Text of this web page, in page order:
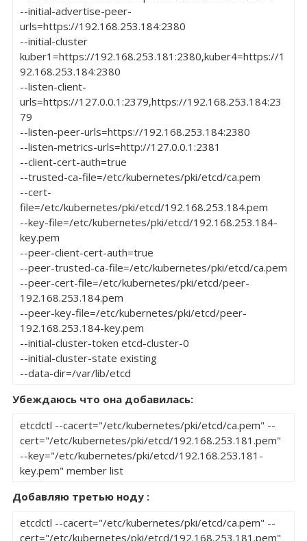
--initial-advertise-peer-
urls=https://192.168.253.184:2380
--initial-cluster
kuber1=https://192.168.253.181:2380,kuber4=https://1
92.168.253.184:2380
--listen-client-
urls=https://127.0.0.1:2379,https://192.168.253.184:23
79
--listen-peer-urls=https://192.168.253.184:2380
--listen-metrics-urls=http://127.0.0.1:2381
--client-cert-auth=true
--trusted-ca-file=/etc/kubernetes/pki/etcd/ca.pem
--cert-
file=/etc/kubernetes/pki/etcd/192.168.253.184.pem
--key-file=/etc/kubernetes/pki/etcd/192.168.253.184-
key.pem
--peer-client-cert-auth=true
--peer-trusted-ca-file=/etc/kubernetes/pki/etcd/ca.pem
--peer-cert-file=/etc/kubernetes/pki/etcd/peer-
192.168.253.184.pem
--peer-key-file=/etc/kubernetes/pki/etcd/peer-
192.168.253.184-key.pem
--initial-cluster-token etcd-cluster-0
--initial-cluster-state existing
--data-dir=/var/lib/etcd
Убеждаюсь что она добавилась:
etcdctl --cacert="/etc/kubernetes/pki/etcd/ca.pem" --
cert="/etc/kubernetes/pki/etcd/192.168.253.181.pem"
--key="/etc/kubernetes/pki/etcd/192.168.253.181-
key.pem" member list
Добавляю третью ноду :
etcdctl --cacert="/etc/kubernetes/pki/etcd/ca.pem" --
cert="/etc/kubernetes/pki/etcd/192.168.253.181.pem"